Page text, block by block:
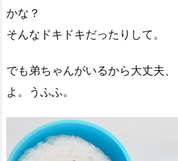
かな？
そんなドキドキだったりして。
でも弟ちゃんがいるから大丈夫
よ。うふふ。